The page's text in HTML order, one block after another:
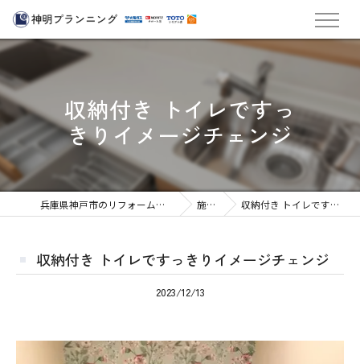
収納付き トイレですっ
きりイメージチェンジ
兵庫県神戸市のリフォームなら株式会社神明プランニング 施工実績 収納付き トイレですっきりイメージチェンジ
収納付き トイレですっきりイメージチェンジ
2023/12/13